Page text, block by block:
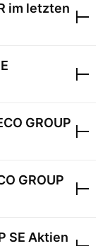
im letzten
GROUP
GROUP
SE Aktien